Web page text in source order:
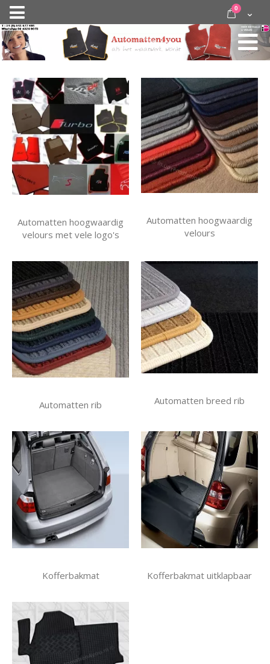
Nav
activeren
door
inhoud
Cart
0 items
Automatten hoogwaardig
velours met vele logo's
Automatten hoogwaardig
velours
Automatten rib Automatten breed rib
Kofferbakmat Kofferbakmat uitklapbaar